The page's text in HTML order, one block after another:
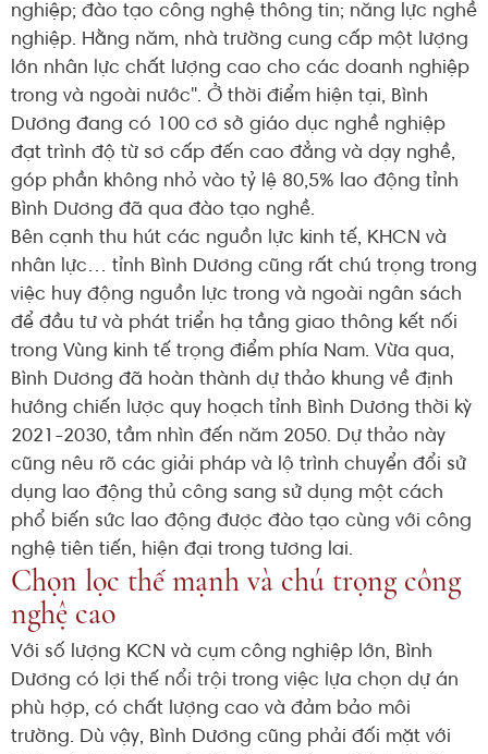
nghiệp; đào tạo công nghệ thông tin; năng lực nghề
nghiệp. Hằng năm, nhà trường cung cấp một lượng
lớn nhân lực chất lượng cao cho các doanh nghiệp
trong và ngoài nước". Ở thời điểm hiện tại, Bình
Dương đang có 100 cơ sở giáo dục nghề nghiệp
đạt trình độ từ sơ cấp đến cao đẳng và dạy nghề,
góp phần không nhỏ vào tỷ lệ 80,5% lao động tỉnh
Bình Dương đã qua đào tạo nghề.
Bên cạnh thu hút các nguồn lực kinh tế, KHCN và
nhân lực… tỉnh Bình Dương cũng rất chú trọng trong
việc huy động nguồn lực trong và ngoài ngân sách
để đầu tư và phát triển hạ tầng giao thông kết nối
trong Vùng kinh tế trọng điểm phía Nam. Vừa qua,
Bình Dương đã hoàn thành dự thảo khung về định
hướng chiến lược quy hoạch tỉnh Bình Dương thời kỳ
2021-2030, tầm nhìn đến năm 2050. Dự thảo này
cũng nêu rõ các giải pháp và lộ trình chuyển đổi sử
dụng lao động thủ công sang sử dụng một cách
phổ biến sức lao động được đào tạo cùng với công
nghệ tiên tiến, hiện đại trong tương lai.
Chọn lọc thế mạnh và chú trọng công
nghệ cao
Với số lượng KCN và cụm công nghiệp lớn, Bình
Dương có lợi thế nổi trội trong việc lựa chọn dự án
phù hợp, có chất lượng cao và đảm bảo môi
trường. Dù vậy, Bình Dương cũng phải đối mặt với